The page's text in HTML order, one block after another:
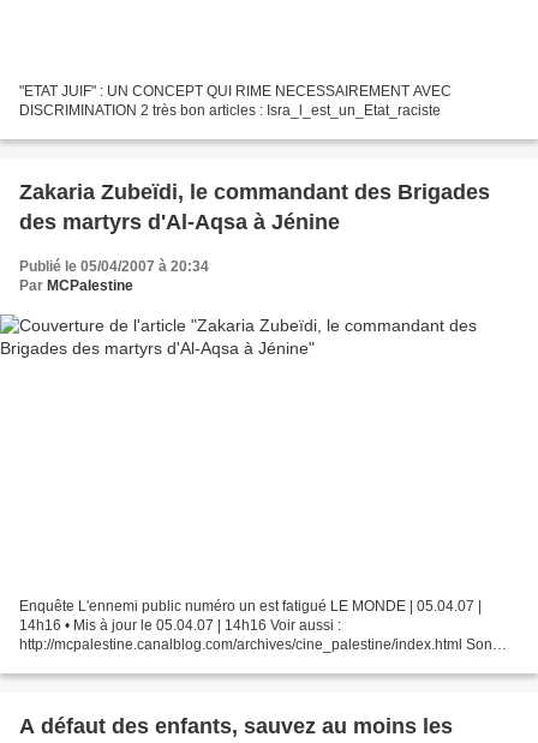
"ETAT JUIF" : UN CONCEPT QUI RIME NECESSAIREMENT AVEC
DISCRIMINATION 2 très bon articles : Isra_l_est_un_Etat_raciste
Zakaria Zubeïdi, le commandant des Brigades
des martyrs d'Al-Aqsa à Jénine
Publié le 05/04/2007 à 20:34
Par MCPalestine
Enquête L'ennemi public numéro un est fatigué LE MONDE | 05.04.07 |
14h16 • Mis à jour le 05.04.07 | 14h16 Voir aussi :
http://mcpalestine.canalblog.com/archives/cine_palestine/index.html Son
A défaut des enfants, sauvez au moins les